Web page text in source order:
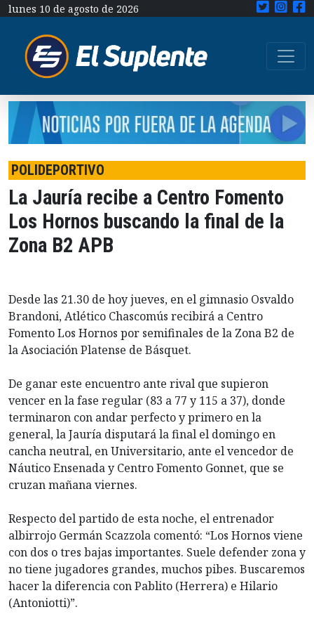
lunes 10 de agosto de 2026
POLIDEPORTIVO
La Jauría recibe a Centro Fomento
Los Hornos buscando la final de la
Zona B2 APB
Desde las 21.30 de hoy jueves, en el gimnasio Osvaldo
Brandoni, Atlético Chascomús recibirá a Centro
Fomento Los Hornos por semifinales de la Zona B2 de
la Asociación Platense de Básquet.
De ganar este encuentro ante rival que supieron
vencer en la fase regular (83 a 77 y 115 a 37), donde
terminaron con andar perfecto y primero en la
general, la Jauría disputará la final el domingo en
cancha neutral, en Universitario, ante el vencedor de
Náutico Ensenada y Centro Fomento Gonnet, que se
cruzan mañana viernes.
Respecto del partido de esta noche, el entrenador
albirrojo Germán Scazzola comentó: “Los Hornos viene
con dos o tres bajas importantes. Suele defender zona y
no tiene jugadores grandes, muchos pibes. Buscaremos
hacer la diferencia con Pablito (Herrera) e Hilario
(Antoniotti)”.